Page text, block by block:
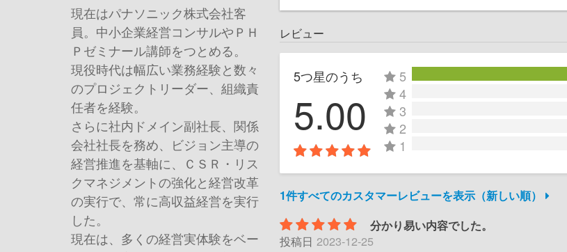
現在はパナソニック株式会社客
員。中小企業経営コンサルやＰＨ
Ｐゼミナール講師をつとめる。
現役時代は幅広い業務経験と数々
のプロジェクトリーダー、組織責
任者を経験。
さらに社内ドメイン副社長、関係
会社社長を務め、ビジョン主導の
経営推進を基軸に、ＣＳＲ・リス
クマネジメントの強化と経営改革
の実行で、常に高収益経営を実行
した。
現在は、多くの経営実体験をベー
レビュー
5つ星のうち
5.00
5
4
3
2
1
1件すべてのカスタマーレビューを表示（新しい順）
分かり易い内容でした。
投稿日 2023-12-25